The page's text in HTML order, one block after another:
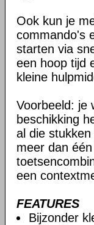
Ook kun je
commando's
starten via
een hoop tijd
kleine
Voorbeeld: je
beschikking
al die
meer dan
een
FEATURES
Bijzonder